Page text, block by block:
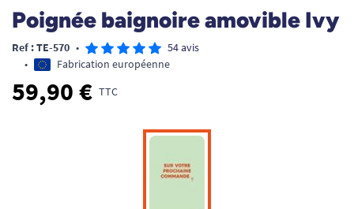
Poignée baignoire amovible Ivy
Ref : TE-570 •
54 avis
•
Fabrication européenne
59,90 € TTC